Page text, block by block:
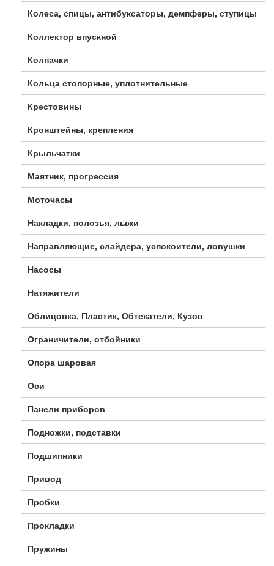
Колеса, спицы, антибуксаторы, демпферы, ступицы
Коллектор впускной
Колпачки
Кольца стопорные, уплотнительные
Крестовины
Кронштейны, крепления
Крыльчатки
Маятник, прогрессия
Моточасы
Накладки, полозья, лыжи
Направляющие, слайдера, успокоители, ловушки
Насосы
Натяжители
Облицовка, Пластик, Обтекатели, Кузов
Ограничители, отбойники
Опора шаровая
Оси
Панели приборов
Подножки, подставки
Подшипники
Привод
Пробки
Прокладки
Пружины